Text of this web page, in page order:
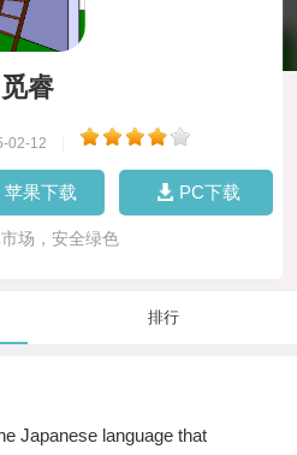
觅睿
02-12
苹果下载 PC下载
场，安全绿色
排行
Japanese language that